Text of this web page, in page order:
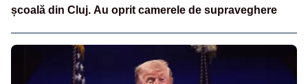
școală din Cluj. Au oprit camerele de supraveghere